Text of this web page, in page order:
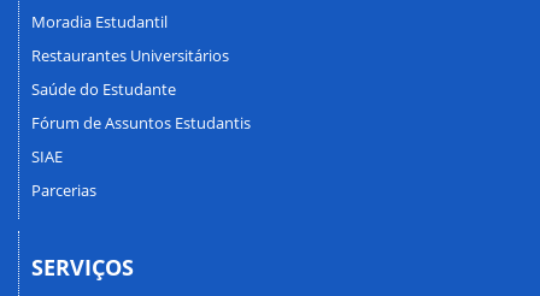
Moradia Estudantil
Restaurantes Universitários
Saúde do Estudante
Fórum de Assuntos Estudantis
SIAE
Parcerias
SERVIÇOS